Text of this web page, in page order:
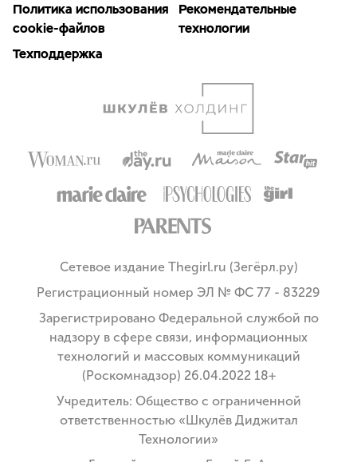
Политика использования
cookie-файлов
Рекомендательные
технологии
Техподдержка
Сетевое издание Thegirl.ru (Зегёрл.ру)
Регистрационный номер ЭЛ № ФС 77 - 83229
Зарегистрировано Федеральной службой по
надзору в сфере связи, информационных
технологий и массовых коммуникаций
(Роскомнадзор) 26.04.2022 18+
Учредитель: Общество с ограниченной
ответственностью «Шкулёв Диджитал
Технологии»